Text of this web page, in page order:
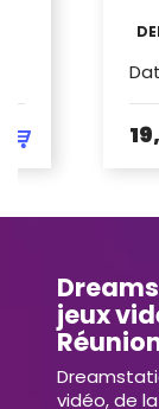
jeux
vidéo, de